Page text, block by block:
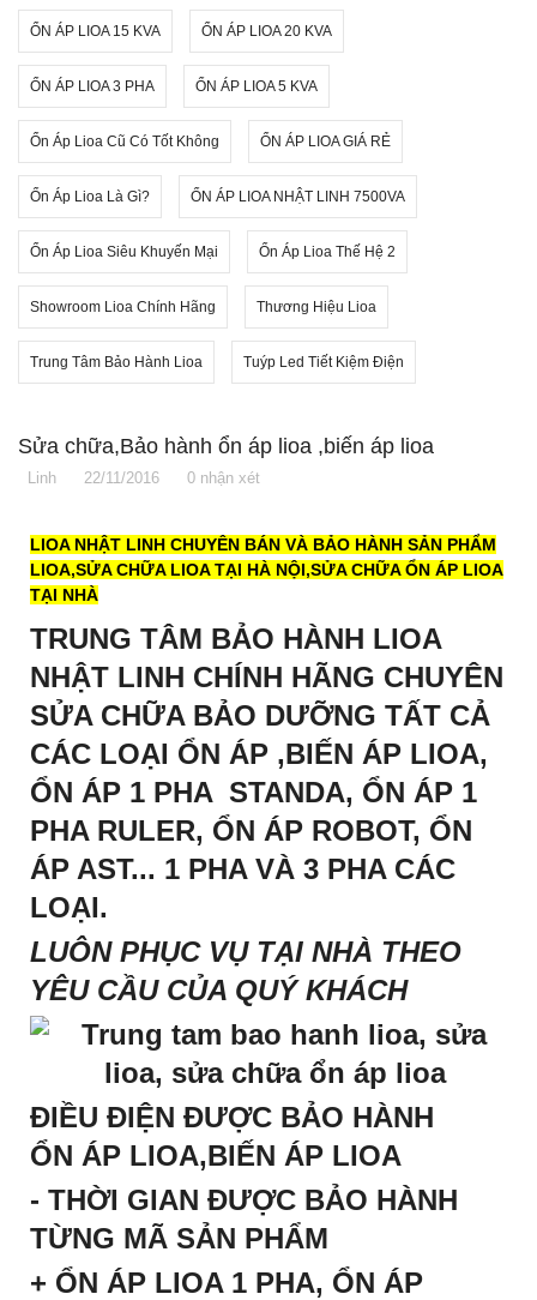
ỔN ÁP LIOA 15 KVA ỔN ÁP LIOA 20 KVA
ỔN ÁP LIOA 3 PHA ỔN ÁP LIOA 5 KVA
Ổn Áp Lioa Cũ Có Tốt Không ỔN ÁP LIOA GIÁ RẺ
Ổn Áp Lioa Là Gì? ỔN ÁP LIOA NHẬT LINH 7500VA
Ổn Áp Lioa Siêu Khuyến Mại Ổn Áp Lioa Thế Hệ 2
Showroom Lioa Chính Hãng Thương Hiệu Lioa
Trung Tâm Bảo Hành Lioa Tuýp Led Tiết Kiệm Điện
Sửa chữa,Bảo hành ổn áp lioa ,biến áp lioa
Linh 22/11/2016 0 nhận xét
LIOA NHẬT LINH CHUYÊN BÁN VÀ BẢO HÀNH SẢN PHẨM
LIOA,SỬA CHỮA LIOA TẠI HÀ NỘI,SỬA CHỮA ỔN ÁP LIOA
TẠI NHÀ
TRUNG TÂM BẢO HÀNH LIOA
NHẬT LINH CHÍNH HÃNG CHUYÊN
SỬA CHỮA BẢO DƯỠNG TẤT CẢ
CÁC LOẠI ỔN ÁP ,BIẾN ÁP LIOA,
ỔN ÁP 1 PHA STANDA, ỔN ÁP 1
PHA RULER, ỔN ÁP ROBOT, ỔN
ÁP AST... 1 PHA VÀ 3 PHA CÁC
LOẠI.
LUÔN PHỤC VỤ TẠI NHÀ THEO
YÊU CẦU CỦA QUÝ KHÁCH
ĐIỀU ĐIỆN ĐƯỢC BẢO HÀNH
ỔN ÁP LIOA,BIẾN ÁP LIOA
- THỜI GIAN ĐƯỢC BẢO HÀNH
TỪNG MÃ SẢN PHẨM
+ ỔN ÁP LIOA 1 PHA, ỔN ÁP